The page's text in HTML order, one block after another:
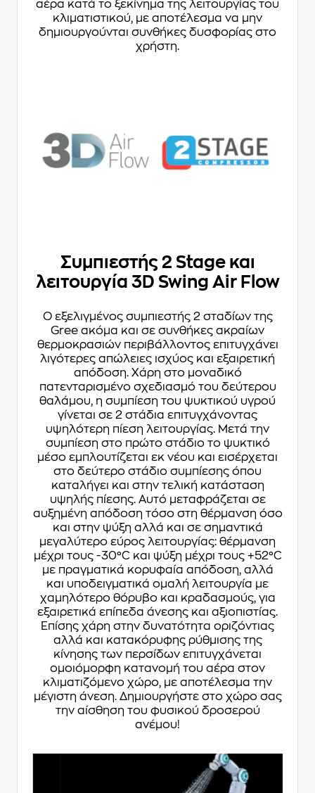
αέρα κατά το ξεκίνημα της λειτουργίας του
κλιματιστικού, με αποτέλεσμα να μην
δημιουργούνται συνθήκες δυσφορίας στο
χρήστη.
Συμπιεστής 2 Stage και
λειτουργία 3D Swing Air Flow
Ο εξελιγμένος συμπιεστής 2 σταδίων της
Gree ακόμα και σε συνθήκες ακραίων
θερμοκρασιών περιβάλλοντος επιτυγχάνει
λιγότερες απώλειες ισχύος και εξαιρετική
απόδοση. Χάρη στο μοναδικό
πατενταρισμένο σχεδιασμό του δεύτερου
θαλάμου, η συμπίεση του ψυκτικού υγρού
γίνεται σε 2 στάδια επιτυγχάνοντας
υψηλότερη πίεση λειτουργίας. Μετά την
συμπίεση στο πρώτο στάδιο το ψυκτικό
μέσο εμπλουτίζεται εκ νέου και εισέρχεται
στο δεύτερο στάδιο συμπίεσης όπου
καταλήγει και στην τελική κατάσταση
υψηλής πίεσης. Αυτό μεταφράζεται σε
αυξημένη απόδοση τόσο στη θέρμανση όσο
και στην ψύξη αλλά και σε σημαντικά
μεγαλύτερο εύρος λειτουργίας: θέρμανση
μέχρι τους -30°C και ψύξη μέχρι τους +52°C
με πραγματικά κορυφαία απόδοση, αλλά
και υποδειγματικά ομαλή λειτουργία με
χαμηλότερο θόρυβο και κραδασμούς, για
εξαιρετικά επίπεδα άνεσης και αξιοπιστίας.
Επίσης χάρη στην δυνατότητα οριζόντιας
αλλά και κατακόρυφης ρύθμισης της
κίνησης των περσίδων επιτυγχάνεται
ομοιόμορφη κατανομή του αέρα στον
κλιματιζόμενο χώρο, με αποτέλεσμα την
μέγιστη άνεση. Δημιουργήστε στο χώρο σας
την αίσθηση του φυσικού δροσερού
ανέμου!